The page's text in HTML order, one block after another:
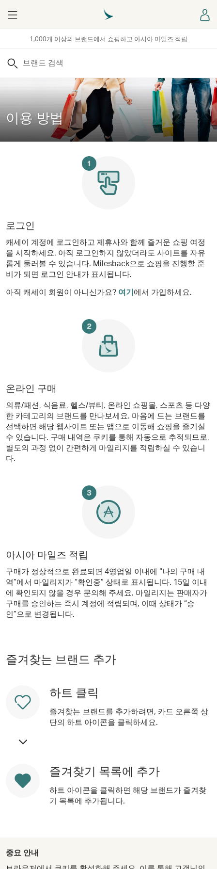
1,000개 이상의 브랜드에서 쇼핑하고 아시아 마일즈 적립
Menu
검색
이용 방법
로그인
캐세이 계정에 로그인하고 제휴사와 함께 즐거운 쇼핑 여정
을 시작하세요. 아직 로그인하지 않았더라도 사이트를 자유
롭게 둘러볼 수 있습니다. Milesback으로 쇼핑을 진행할 준
비가 되면 로그인 안내가 표시됩니다.
아직 캐세이 회원이 아니신가요? 여기에서 가입하세요.
온라인 구매
의류/패션, 식음료, 헬스/뷰티, 온라인 쇼핑몰, 스포츠 등 다양
한 카테고리의 브랜드를 만나보세요. 마음에 드는 브랜드를
선택하면 해당 웹사이트 또는 앱으로 이동해 쇼핑을 즐기실
수 있습니다. 구매 내역은 쿠키를 통해 자동으로 추적되므로,
별도의 과정 없이 간편하게 마일리지를 적립하실 수 있습니
다.
아시아 마일즈 적립
구매가 정상적으로 완료되면 4영업일 이내에 “나의 구매 내
역”에서 마일리지가 “확인중” 상태로 표시됩니다. 15일 이내
에 확인되지 않을 경우 문의해 주세요. 마일리지는 판매자가
구매를 승인하는 즉시 계정에 적립되며, 이때 상태가 “승
인”으로 변경됩니다.
즐겨찾는 브랜드 추가
하트 클릭
즐겨찾는 브랜드를 추가하려면, 카드 오른쪽 상
단의 하트 아이콘을 클릭하세요.
즐겨찾기 목록에 추가
하트 아이콘을 클릭하면 해당 브랜드가 즐겨찾
기 목록에 추가됩니다.
중요 안내